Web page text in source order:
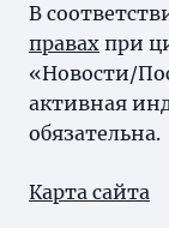
В
правах при
«Новости/
активная
обязательна.
Карта сайта